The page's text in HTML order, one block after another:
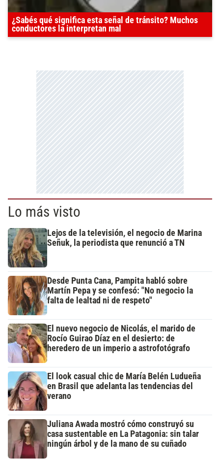
¿Sabés qué significa esta señal de tránsito? Muchos
conductores la interpretan mal
Lo más visto
Lejos de la televisión, el negocio de Marina
Señuk, la periodista que renunció a TN
Desde Punta Cana, Pampita habló sobre
Martín Pepa y se confesó: "No negocio la
falta de lealtad ni de respeto"
El nuevo negocio de Nicolás, el marido de
Rocío Guirao Díaz en el desierto: de
heredero de un imperio a astrofotógrafo
El look casual chic de María Belén Ludueña
en Brasil que adelanta las tendencias del
verano
Juliana Awada mostró cómo construyó su
casa sustentable en La Patagonia: sin talar
ningún árbol y de la mano de su cuñado